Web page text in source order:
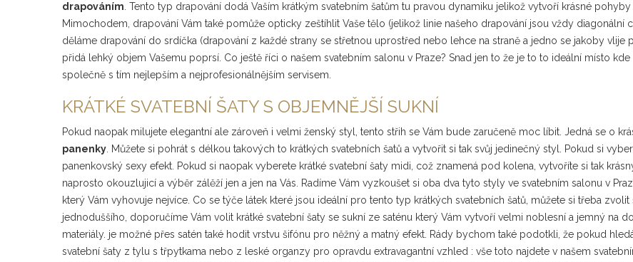
drapováním . Tento typ drapování dodá Vaším krátkým svatebním šatům tu pravou dynamiku jelikož vytvoří krásné
Mimochodem, drapování Vám také pomůže opticky zeštíhlit Vaše tělo (jelikož linie našeho drapování jsou vždy diagonální
děláme drapování do srdíčka (drapování z každé strany se střetnou uprostřed nebo lehce na straně a jedno se jakoby vlije
přidá lehký objem Vašemu poprsí. Co ještě říci o našem svatebním salonu v Praze? Snad jen to že je to to ideální místo
společně s tím nejlepším a nejprofesionálnějším servisem.
KRÁTKÉ SVATEBNÍ ŠATY S OBJEMNĚJŠÍ SUKNÍ
Pokud naopak milujete elegantní ale zároveň i velmi ženský styl, tento střih se Vám bude zaručeně moc líbit. Jedná se o
panenky . Můžete si pohrát s délkou takových to krátkých svatebních šatů a vytvořit si tak svůj jedinečný styl. Pokud si
panenkovský sexy efekt. Pokud si naopak vyberete krátké svatební šaty midi, což znamená pod kolena, vytvoříte si tak
naprosto okouzlujicí a výběr zálěží jen a jen na Vás. Radíme Vám vyzkoušet si oba dva tyto styly ve svatebním salonu v
který Vám vyhovuje nejvíce. Co se týče látek které jsou ideální pro tento typ krátkých svatebních šatů, můžete si třeba
jednoduššího, doporučíme Vám volit krátké svatební šaty se sukní ze saténu který Vám vytvoří velmi noblesní a jemný na
materiály. je možné přes satén také hodit vrstvu šifónu pro něžný a matný efekt. Rády bychom také podotkli, že pokud
svatební šaty z tylu s třpytkama nebo z leské organzy pro opravdu extravagantní vzhled : vše toto najdete v našem